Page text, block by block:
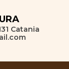
Catania